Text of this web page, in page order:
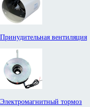
Принудительная вентиляция
Электромагнитный тормоз